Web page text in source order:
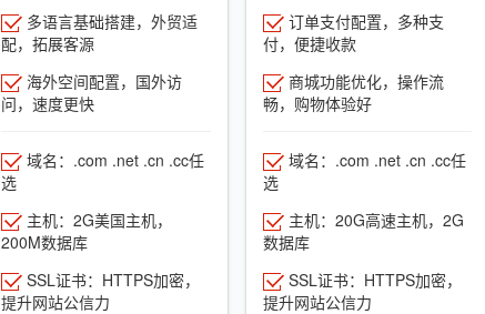
多语言基础搭建，外贸适
配，拓展客源
海外空间配置，国外访
问，速度更快
域名：.com .net .cn .cc任
选
主机：2G美国主机，
200M数据库
SSL证书：HTTPS加密，
提升网站公信力
订单支付配置，多种支
付，便捷收款
商城功能优化，操作流
畅，购物体验好
域名：.com .net .cn .cc任
选
主机：20G高速主机，2G
数据库
SSL证书：HTTPS加密，
提升网站公信力